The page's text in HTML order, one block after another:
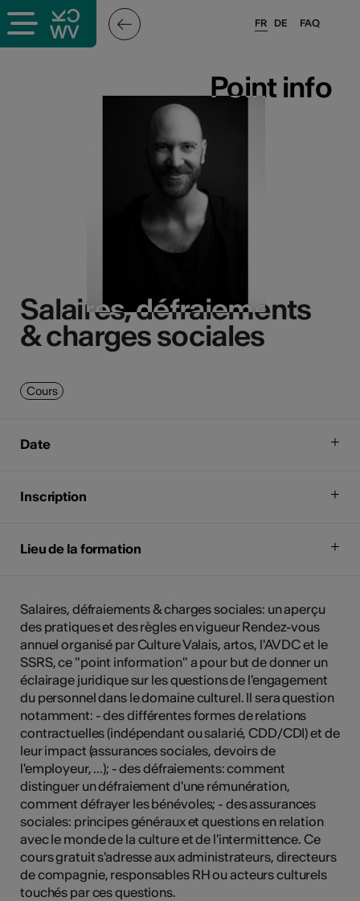
FAQ
FR DE
Point info
Salaires, défraiements
& charges sociales
Point info
Salaires, défraiements
& charges sociales
Cours
Date
Inscription
Lieu de la formation
Salaires, défraiements & charges sociales: un aperçu
des pratiques et des règles en vigueur Rendez-vous
annuel organisé par Culture Valais, artos, l'AVDC et le
SSRS, ce "point information" a pour but de donner un
éclairage juridique sur les questions de l'engagement
du personnel dans le domaine culturel. Il sera question
notamment: - des différentes formes de relations
contractuelles (indépendant ou salarié, CDD/CDI) et de
leur impact (assurances sociales, devoirs de
l'employeur, ...); - des défraiements: comment
distinguer un défraiement d'une rémunération,
comment défrayer les bénévoles; - des assurances
sociales: principes généraux et questions en relation
avec le monde de la culture et de l'intermittence. Ce
cours gratuit s'adresse aux administrateurs, directeurs
de compagnie, responsables RH ou acteurs culturels
touchés par ces questions.